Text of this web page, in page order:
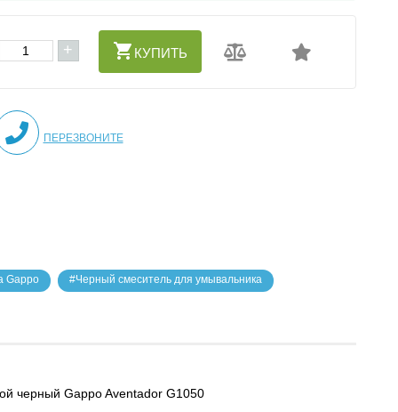
+ КУПИТЬ
ПЕРЕЗВОНИТЕ
Gappo #Черный смеситель для умывальника
черный Gappo Aventador G1050